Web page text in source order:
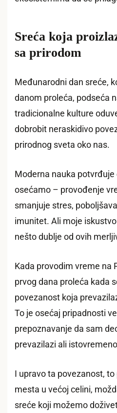
Sreća koja
sa prirodom
Međunarodni dan sreće,
danom proleća, podseća
tradicionalne kulture
dobrobit neraskidivo
prirodnog sveta oko nas.
Moderna nauka
osećamo – provođenje
smanjuje stres,
imunitet. Ali moje
nešto dublje od ovih
Kada provodim vreme na
prvog dana proleća kada
povezanost koja
To je osećaj pripadnosti
prepoznavanje da sam
prevazilazi ali
I upravo ta povezanost,
mesta u većoj celini,
sreće koji možemo